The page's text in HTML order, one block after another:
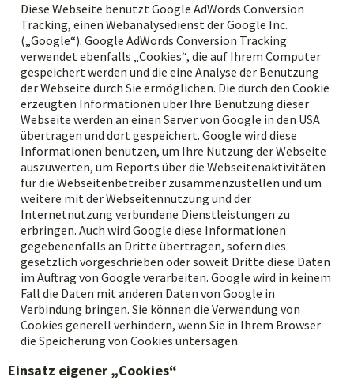
Diese Webseite benutzt Google AdWords Conversion
Tracking, einen Webanalysedienst der Google Inc.
(„Google“). Google AdWords Conversion Tracking
verwendet ebenfalls „Cookies“, die auf Ihrem Computer
gespeichert werden und die eine Analyse der Benutzung
der Webseite durch Sie ermöglichen. Die durch den Cookie
erzeugten Informationen über Ihre Benutzung dieser
Webseite werden an einen Server von Google in den USA
übertragen und dort gespeichert. Google wird diese
Informationen benutzen, um Ihre Nutzung der Webseite
auszuwerten, um Reports über die Webseitenaktivitäten
für die Webseitenbetreiber zusammenzustellen und um
weitere mit der Webseitennutzung und der
Internetnutzung verbundene Dienstleistungen zu
erbringen. Auch wird Google diese Informationen
gegebenenfalls an Dritte übertragen, sofern dies
gesetzlich vorgeschrieben oder soweit Dritte diese Daten
im Auftrag von Google verarbeiten. Google wird in keinem
Fall die Daten mit anderen Daten von Google in
Verbindung bringen. Sie können die Verwendung von
Cookies generell verhindern, wenn Sie in Ihrem Browser
die Speicherung von Cookies untersagen.
Einsatz eigener „Cookies“